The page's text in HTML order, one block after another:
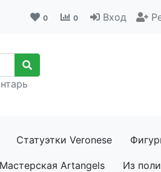
0 0 Вход
Статуэтки Veronese
Мастерская Artangels Из